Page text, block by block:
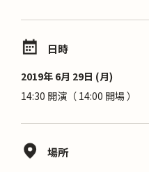
日時
2019年 6月 29日 (月)
14:30 開演（ 14:00 開場 ）
場所